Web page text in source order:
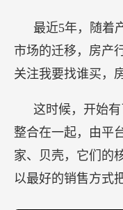
最近5年，随着
市场的迁移，房产
关注我要找谁买，
这时候，开始
整合在一起，由平
家、贝壳，它们的
以最好的销售方式